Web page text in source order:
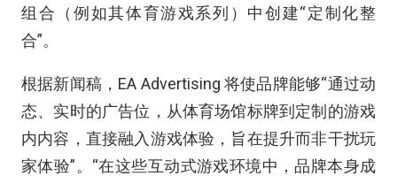
组合（例如其体育游戏系列）中创建“定制化整
合”。
根据新闻稿，EA Advertising 将使品牌能够“通过动
态、实时的广告位，从体育场馆标牌到定制的游戏
内内容，直接融入游戏体验，旨在提升而非干扰玩
家体验”。“在这些互动式游戏环境中，品牌本身成